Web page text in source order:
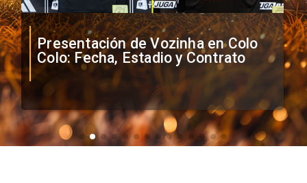
Presentación de Vozinha en Colo
Colo: Fecha, Estadio y Contrato